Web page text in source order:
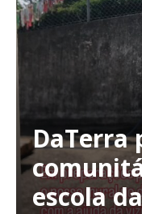
DaTerra
escola